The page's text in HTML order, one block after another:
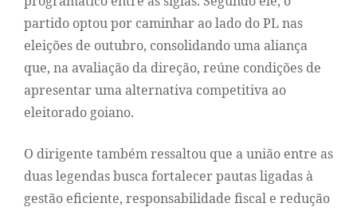
partido optou por caminhar ao lado do PL nas
eleições de outubro, consolidando uma aliança
que, na avaliação da direção, reúne condições de
apresentar uma alternativa competitiva ao
eleitorado goiano.
O dirigente também ressaltou que a união entre as
duas legendas busca fortalecer pautas ligadas à
gestão eficiente, responsabilidade fiscal e redução